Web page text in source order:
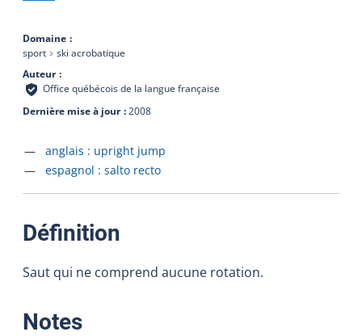
Domaine
sport
ski acrobatique
Auteur
Office québécois de la langue française
Dernière mise à jour 2008
Accéder à la fiche en
anglais : upright jump
Accéder à la fiche en
espagnol : salto recto
Définition
Saut qui ne comprend aucune rotation.
Notes: